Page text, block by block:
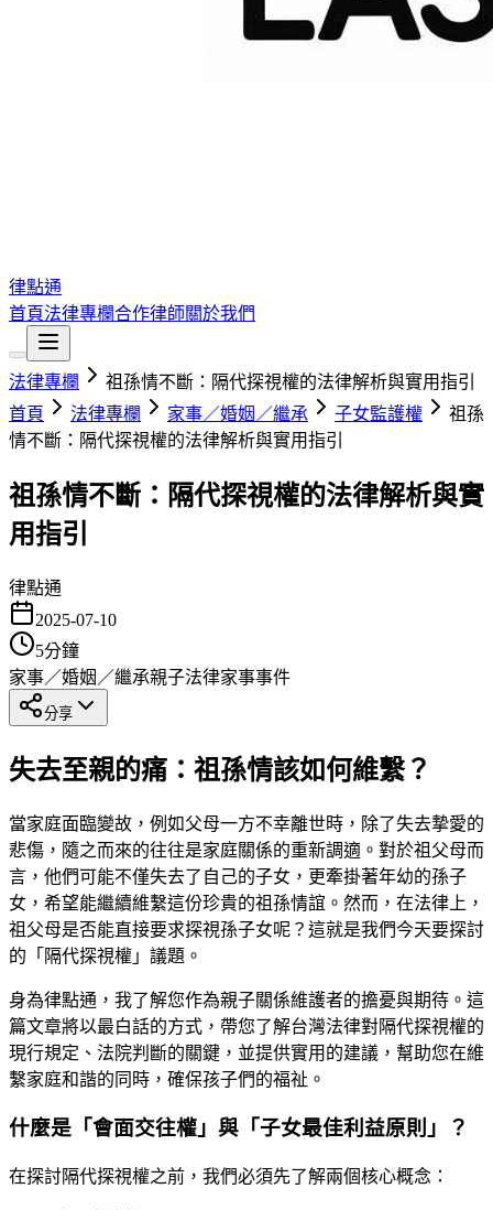
律點通
首頁法律專欄合作律師關於我們
法律專欄
祖孫情不斷：隔代探視權的法律解析與實用指引
首頁
法律專欄 家事／婚姻／繼承 子女監護權
祖孫
情不斷：隔代探視權的法律解析與實用指引
祖孫情不斷：隔代探視權的法律解析與實
用指引
律點通
2025-07-10
5分鐘
家事／婚姻／繼承親子法律家事事件
分享
失去至親的痛：祖孫情該如何維繫？
當家庭面臨變故，例如父母一方不幸離世時，除了失去摯愛的
悲傷，隨之而來的往往是家庭關係的重新調適。對於祖父母而
言，他們可能不僅失去了自己的子女，更牽掛著年幼的孫子
女，希望能繼續維繫這份珍貴的祖孫情誼。然而，在法律上，
祖父母是否能直接要求探視孫子女呢？這就是我們今天要探討
的「隔代探視權」議題。
身為律點通，我了解您作為親子關係維護者的擔憂與期待。這
篇文章將以最白話的方式，帶您了解台灣法律對隔代探視權的
現行規定、法院判斷的關鍵，並提供實用的建議，幫助您在維
繫家庭和諧的同時，確保孩子們的福祉。
什麼是「會面交往權」與「子女最佳利益原則」？
在探討隔代探視權之前，我們必須先了解兩個核心概念：